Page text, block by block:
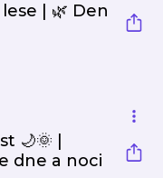
| 🌿 Den
🌙🌞 |
dne a noci